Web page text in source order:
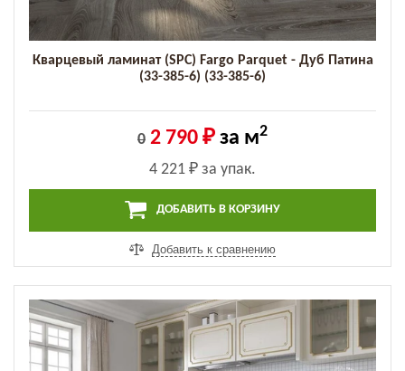
Кварцевый ламинат (SPC) Fargo Parquet - Дуб Патина
(33-385-6) (33-385-6)
0 2 790 ₽ за м2
4 221 ₽ за упак.
ДОБАВИТЬ В КОРЗИНУ
Добавить к сравнению